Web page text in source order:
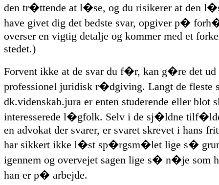
den tr�ttende at l�se, og du risikerer at den
have givet dig det bedste svar, opgiver p�
overser en vigtig detalje og kommer med et
stedet.)
Forvent ikke at de svar du f�r, kan g�re det ud
professionel juridisk r�dgiving. Langt de fleste
dk.videnskab.jura er enten studerende eller blot
interesserede l�gfolk. Selv i de sj�ldne
en advokat der svarer, er svaret skrevet i hans
har sikkert ikke l�st sp�rgsm�let lige s�
igennem og overvejet sagen lige s� n�je
han er p� arbejde.